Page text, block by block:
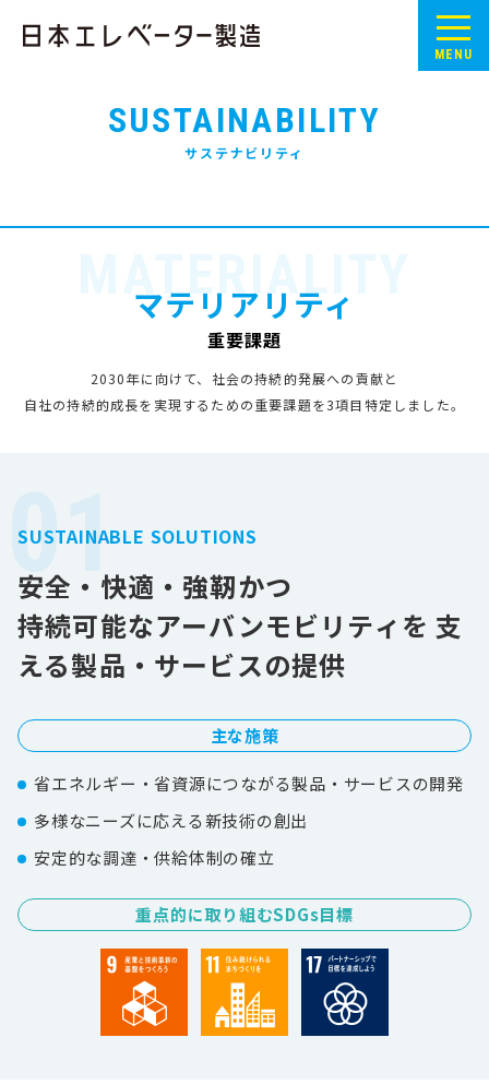
MENU
SUSTAINABILITY
サステナビリティ
MATERIALITY
マテリアリティ
重要課題
2030年に向けて、社会の持続的発展への貢献と
自社の持続的成長を実現するための重要課題を3項目特定しました。
01
SUSTAINABLE SOLUTIONS
安全・快適・強靭かつ
持続可能なアーバンモビリティを 支
える製品・サービスの提供
主な施策
省エネルギー・省資源につながる製品・サービスの開発
多様なニーズに応える新技術の創出
安定的な調達・供給体制の確立
重点的に取り組むSDGs目標